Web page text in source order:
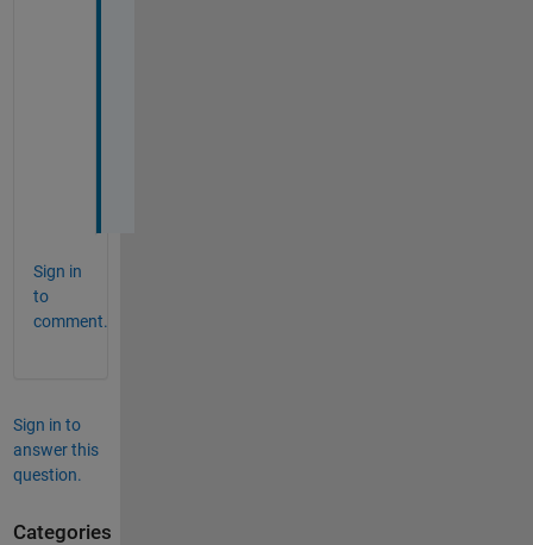
Sign in
to
comment.
Sign in to
answer this
question.
Categories